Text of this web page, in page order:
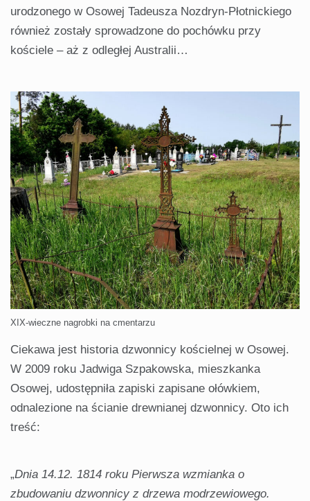
urodzonego w Osowej Tadeusza Nozdryn-Płotnickiego
również zostały sprowadzone do pochówku przy
kościele – aż z odległej Australii…
XIX-wieczne nagrobki na cmentarzu
Ciekawa jest historia dzwonnicy kościelnej w Osowej.
W 2009 roku Jadwiga Szpakowska, mieszkanka
Osowej, udostępniła zapiski zapisane ołówkiem,
odnalezione na ścianie drewnianej dzwonnicy. Oto ich
treść:
„Dnia 14.12. 1814 roku Pierwsza wzmianka o
zbudowaniu dzwonnicy z drzewa modrzewiowego.